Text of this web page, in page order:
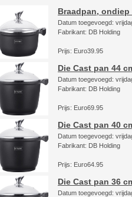
Braadpan, ondiep
Datum toegevoegd:
Fabrikant: DB Holding
Prijs: Euro39.95
Die Cast pan 44
Datum toegevoegd:
Fabrikant: DB Holding
Prijs: Euro69.95
Die Cast pan 40
Datum toegevoegd:
Fabrikant: DB Holding
Prijs: Euro64.95
Die Cast pan 36
Datum toegevoegd: